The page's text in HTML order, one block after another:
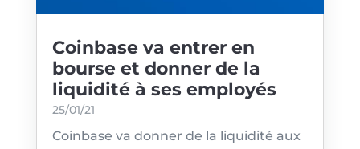
Coinbase va entrer en
bourse et donner de la
liquidité à ses employés
25/01/21
Coinbase va donner de la liquidité aux